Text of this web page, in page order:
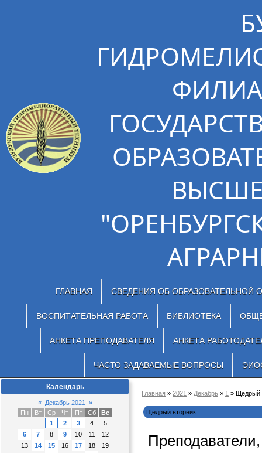
ГЛАВНАЯ СВЕДЕНИЯ ОБ ОБРАЗОВАТЕЛЬНОЙ
ВОСПИТАТЕЛЬНАЯ РАБОТА БИБЛИОТЕКА
АНКЕТА ПРЕПОДАВАТЕЛЯ АНКЕТА
ЧАСТО ЗАДАВАЕМЫЕ ВОПРОСЫ
Календарь
« Декабрь 2021
»
Пн
Вт Ср Чт Пт Сб
Вс
1
2 3 4
5
6
7 8 9 10 11
12
13
14 15 16 17 18
19
Главная » 2021 » Декабрь » 1 » Щедрый
Щедрый вторник